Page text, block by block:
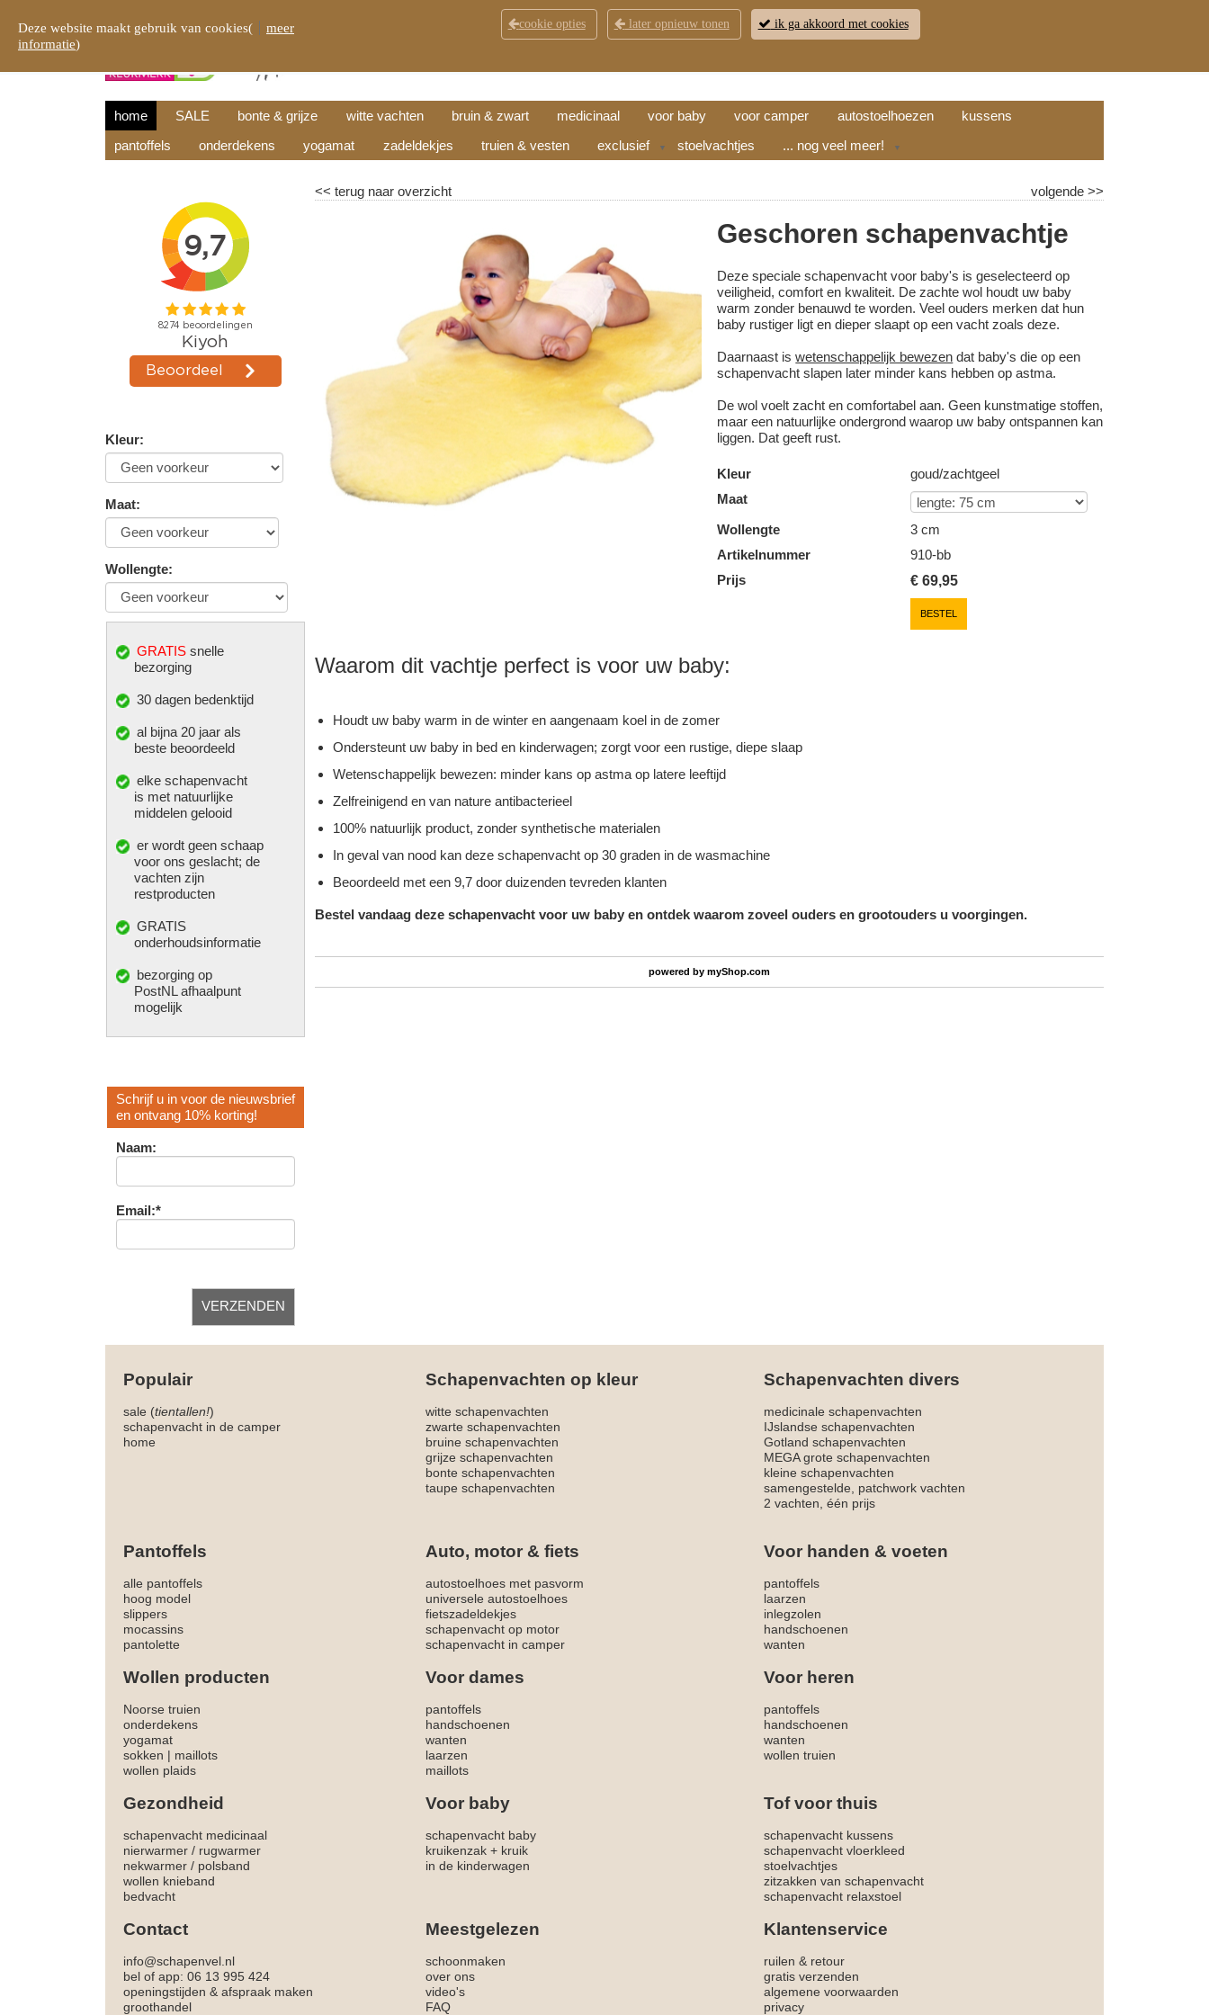
KLANTENSERVICE CONTACT OPENINGSTIJDEN RETOUR WINKELWAGEN (
home SALE bonte & grijze witte vachten bruin & zwart medicinaal voor baby voor camper autostoelhoezen
kussens
pantoffels
onderdekens yogamat zadeldekjes truien & vesten exclusief ▼ stoelvachtjes ... nog veel meer! ▼
Kleur:
Maat:
Wollengte:
GRATIS snelle
bezorging
30 dagen bedenktijd
al bijna 20 jaar als
beste beoordeeld
elke schapenvacht
is met natuurlijke
middelen gelooid
er wordt geen schaap
voor ons geslacht; de
vachten zijn
restproducten
GRATIS
onderhoudsinformatie
bezorging op
PostNL afhaalpunt
mogelijk
Schrijf u in voor de nieuwsbrief
en ontvang 10% korting!
Naam:
Email:*
<<terug naar overzicht volgende>>
Geschoren schapenvachtje
Deze speciale schapenvacht voor baby's is geselecteerd op
veiligheid, comfort en kwaliteit. De zachte wol houdt uw baby
warm zonder benauwd te worden. Veel ouders merken dat hun
baby rustiger ligt en dieper slaapt op een vacht zoals deze.
Daarnaast iswetenschappelijk bewezen dat baby's die op een
schapenvacht slapen later minder kans hebben op astma.
De wol voelt zacht en comfortabel aan. Geen kunstmatige stoffen,
maar een natuurlijke ondergrond waarop uw baby ontspannen kan
liggen. Dat geeft rust.
Kleur
goud/zachtgeel
Maat
Wollengte
3 cm
Artikelnummer
910-bb
Prijs
€69,95
BESTEL
Waarom dit vachtje perfect is voor uw baby:
Houdt uw baby warm in de winter en aangenaam koel in de zomer
Ondersteunt uw baby in bed en kinderwagen; zorgt voor een rustige, diepe slaap
Wetenschappelijk bewezen: minder kans op astma op latere leeftijd
Zelfreinigend en van nature antibacterieel
100% natuurlijk product, zonder synthetische materialen
In geval van nood kan deze schapenvacht op 30 graden in de wasmachine
Beoordeeld met een 9,7 door duizenden tevreden klanten
Bestel vandaag dezeschapenvacht voor uw baby en ontdek waarom zoveel ouders en grootouders u voorgingen.
powered bymyShop.com
Populair Schapenvachten op kleur Schapenvachten divers
sale (tientallen!) witte schapenvachten
medicinale schapenvachten
schapenvacht in de camper
zwarte schapenvachten
IJslandse schapenvachten
home
bruine schapenvachten
Gotland schapenvachten
grijze schapenvachten
MEGA grote schapenvachten
bonte schapenvachten
kleine schapenvachten
taupe schapenvachten
samengestelde, patchwork vachten
2 vachten, één prijs
Pantoffels Auto, motor & fiets Voor handen & voeten
alle pantoffels autostoelhoes met pasvorm
pantoffels
hoog model
universele autostoelhoes
laarzen
slippers
fietszadeldekjes
inlegzolen
mocassins
schapenvacht op motor
handschoenen
pantolette
schapenvacht in camper wanten
Wollen producten Voor dames Voor heren
Noorse truien pantoffels
pantoffels
onderdekens
handschoenen
handschoenen
yogamat
wanten
wanten
sokken | maillots laarzen
wollen truien
wollen plaids
maillots
Gezondheid Voor baby Tof voor thuis
schapenvacht medicinaal schapenvacht baby
schapenvacht kussens
nierwarmer / rugwarmer kruikenzak + kruik
schapenvacht vloerkleed
nekwarmer / polsband in de kinderwagen
stoelvachtjes
wollen knieband
zitzakken van schapenvacht
bedvacht
schapenvacht relaxstoel
Contact Meestgelezen Klantenservice
info@schapenvel.nl schoonmaken
ruilen & retour
bel of app: 06 13 995 424
over ons
gratis verzenden
openingstijden & afspraak maken
video's
algemene voorwaarden
groothandel
FAQ privacy
Deze website maakt gebruik van cookies(
meer
informatie)
cookie opties later opnieuw tonen ik ga akkoord met cookies